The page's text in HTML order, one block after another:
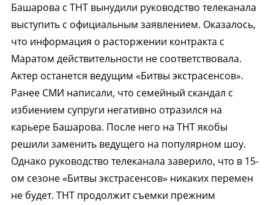
Башарова с ТНТ вынудили руководство телеканала
выступить с официальным заявлением. Оказалось,
что информация о расторжении контракта с
Маратом действительности не соответствовала.
Актер останется ведущим «Битвы экстрасенсов».
Ранее СМИ написали, что семейный скандал с
избиением супруги негативно отразился на
карьере Башарова. После него на ТНТ якобы
решили заменить ведущего на популярном шоу.
Однако руководство телеканала заверило, что в 15-
ом сезоне «Битвы экстрасенсов» никаких перемен
не будет. ТНТ продолжит съемки прежним